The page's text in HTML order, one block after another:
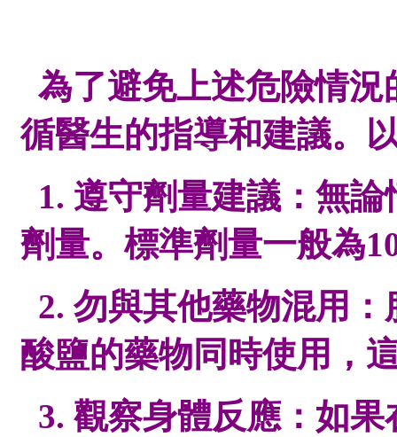
為了避免上述危險情況
循醫生的指導和建議。
1. 遵守劑量建議：無
劑量。標準劑量一般為
2. 勿與其他藥物混用：
酸鹽的藥物同時使用，
3. 觀察身體反應：如